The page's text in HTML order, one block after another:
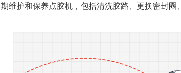
维护和保养点胶机，包括清洗胶路、更换密封圈